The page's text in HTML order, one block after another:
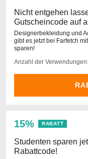
Nicht entgehen
Gutscheincode auf
Designerbekleidung und
gibt es jetzt bei Farfetch
sparen!
Anzahl der
15% RABATT
Studenten sparen
Rabattcode!